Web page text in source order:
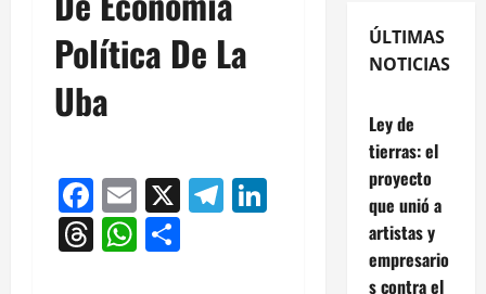
Política De La
Uba
Facebook
Email
X Telegram
LinkedIn
Threads
WhatsApp
ÚLTIMAS
NOTICIAS
Ley de
tierras: el
proyecto
que unió a
artistas y
empresario
s contra el